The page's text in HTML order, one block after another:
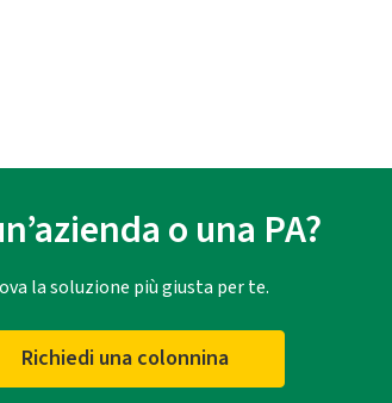
o una PA?
la soluzione più giusta per te.
Richiedi una colonnina